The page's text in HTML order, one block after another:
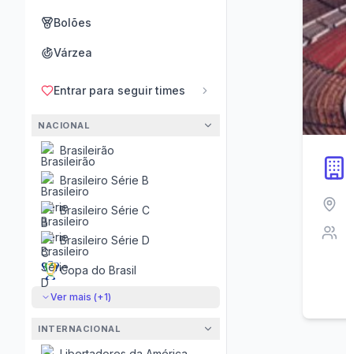
Bolões
Várzea
Entrar para seguir times
NACIONAL
Brasileirão
Brasileiro Série B
Brasileiro Série C
Brasileiro Série D
Copa do Brasil
Ver mais (+1)
INTERNACIONAL